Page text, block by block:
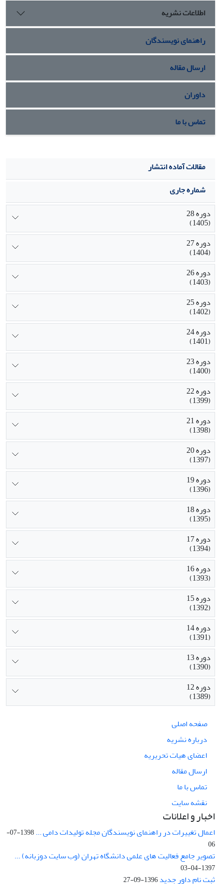
ذرات می‌توان عملکرد بهتری را انتظار داشت.
اطلاعات نشریه
راهنمای نویسندگان
ارسال مقاله
داوران
تماس با ما
مقالات آماده انتشار
شماره جاری
دوره 28
(1405)
دوره 27
(1404)
دوره 26
(1403)
دوره 25
(1402)
دوره 24
(1401)
دوره 23
(1400)
دوره 22
(1399)
دوره 21
(1398)
دوره 20
(1397)
دوره 19
(1396)
دوره 18
(1395)
دوره 17
(1394)
دوره 16
(1393)
دوره 15
(1392)
دوره 14
(1391)
دوره 13
(1390)
دوره 12
(1389)
صفحه اصلی
درباره نشریه
اعضای هیات تحریریه
ارسال مقاله
تماس با ما
نقشه سایت
اخبار و اعلانات
اعمال تغییرات در راهنمای نویسندگان مجله تولیدات دامی ...
1398-07-
06
تصویر جامع فعالیت های علمی دانشگاه تهران (وب سایت دوزبانه) ...
1397-04-03
ثبت نام داور جدید1396-09-27